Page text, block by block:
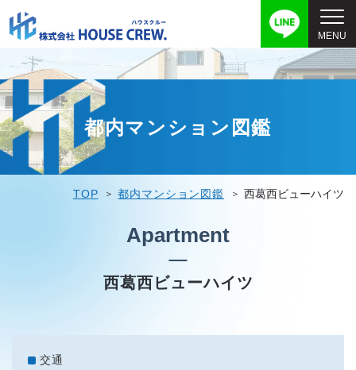
都内マンション図鑑
TOP 都内マンション図鑑 西葛西ビューハイツ
Apartment
西葛西ビューハイツ
交通